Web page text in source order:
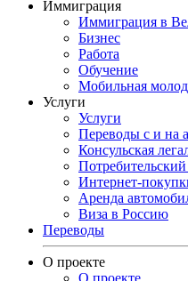
Иммиграция
Иммиграция в
Бизнес
Работа
Обучение
Мобильная
Услуги
Услуги
Переводы с и на
Консульская
Интернет-
Аренда
Виза в Россию
Переводы
О проекте
О проекте